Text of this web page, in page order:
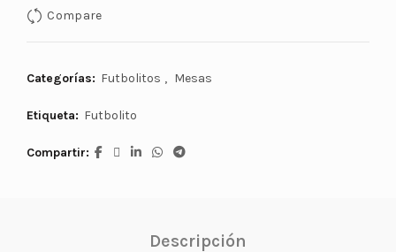
Compare
Categorías: Futbolitos , Mesas
Etiqueta: Futbolito
Compartir
Descripción